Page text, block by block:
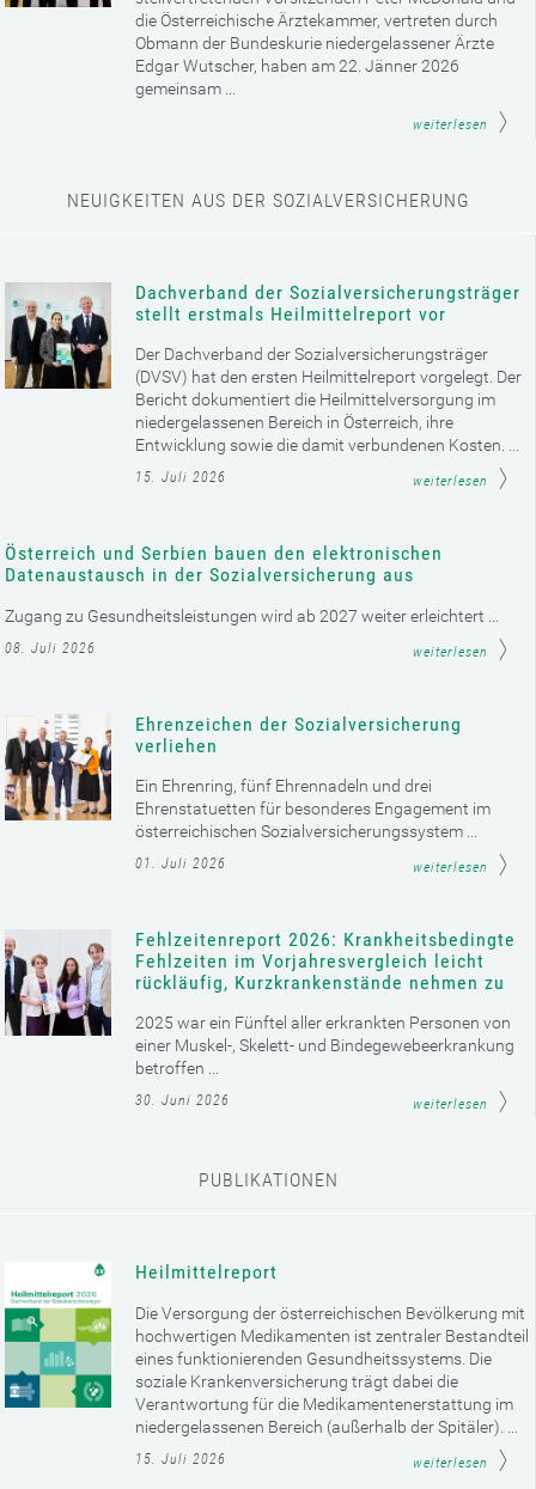
die Österreichische Ärztekammer, vertreten durch
Obmann der Bundeskurie niedergelassener Ärzte
Edgar Wutscher, haben am 22. Jänner 2026
gemeinsam ...
weiterlesen
NEUIGKEITEN AUS DER SOZIALVERSICHERUNG
Dachverband der Sozialversicherungsträger
stellt erstmals Heilmittelreport vor
Der Dachverband der Sozialversicherungsträger
(DVSV) hat den ersten Heilmittelreport vorgelegt. Der
Bericht dokumentiert die Heilmittelversorgung im
niedergelassenen Bereich in Österreich, ihre
Entwicklung sowie die damit verbundenen Kosten. ...
15. Juli 2026 weiterlesen
Österreich und Serbien bauen den elektronischen
Datenaustausch in der Sozialversicherung aus
Zugang zu Gesundheitsleistungen wird ab 2027 weiter erleichtert ...
08. Juli 2026 weiterlesen
Ehrenzeichen der Sozialversicherung
verliehen
Ein Ehrenring, fünf Ehrennadeln und drei
Ehrenstatuetten für besonderes Engagement im
österreichischen Sozialversicherungssystem ...
01. Juli 2026 weiterlesen
Fehlzeitenreport 2026: Krankheitsbedingte
Fehlzeiten im Vorjahresvergleich leicht
rückläufig, Kurzkrankenstände nehmen zu
2025 war ein Fünftel aller erkrankten Personen von
einer Muskel-, Skelett- und Bindegewebeerkrankung
betroffen ...
30. Juni 2026 weiterlesen
PUBLIKATIONEN
Heilmittelreport
Die Versorgung der österreichischen Bevölkerung mit
hochwertigen Medikamenten ist zentraler Bestandteil
eines funktionierenden Gesundheitssystems. Die
soziale Krankenversicherung trägt dabei die
Verantwortung für die Medikamentenerstattung im
niedergelassenen Bereich (außerhalb der Spitäler). ...
15. Juli 2026 weiterlesen